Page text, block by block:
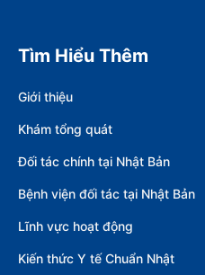
Tìm Hiểu Thêm
Giới thiệu
Khám tổng quát
Đối tác chính tại Nhật Bản
Bệnh viện đối tác tại Nhật Bản
Lĩnh vực hoạt động
Kiến thức Y tế Chuẩn Nhật